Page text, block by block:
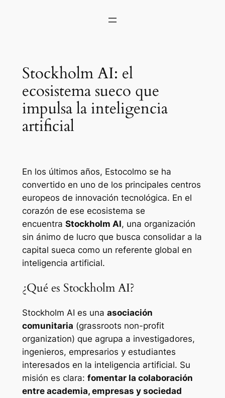
Stockholm AI: el
ecosistema sueco que
impulsa la inteligencia
artificial
En los últimos años, Estocolmo se ha
convertido en uno de los principales centros
europeos de innovación tecnológica. En el
corazón de ese ecosistema se
encuentra Stockholm AI, una organización
sin ánimo de lucro que busca consolidar a la
capital sueca como un referente global en
inteligencia artificial.
¿Qué es Stockholm AI?
Stockholm AI es una asociación
comunitaria (grassroots non-profit
organization) que agrupa a investigadores,
ingenieros, empresarios y estudiantes
interesados en la inteligencia artificial. Su
misión es clara: fomentar la colaboración
entre academia, empresas y sociedad